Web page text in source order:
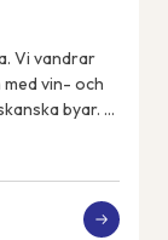
Vi vandrar
vin- och
byar. Vi